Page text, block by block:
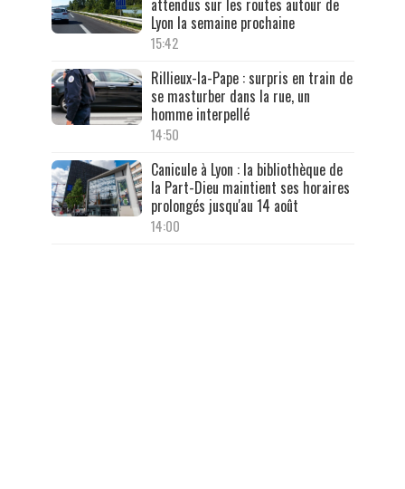
Lyon la semaine prochaine
15:42
Rillieux-la-Pape : surpris en train de
se masturber dans la rue, un
homme interpellé
14:50
Canicule à Lyon : la bibliothèque de
la Part-Dieu maintient ses horaires
prolongés jusqu'au 14 août
14:00